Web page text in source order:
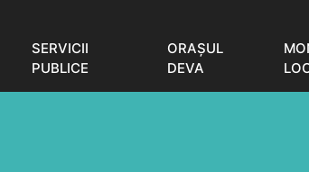
SERVICII
PUBLICE
ORAŞUL
DEVA